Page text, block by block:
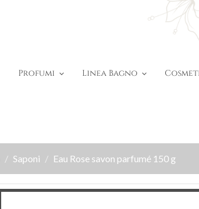
Profumi Linea Bagno
Saponi Eau Rose savon parfumé 150 g